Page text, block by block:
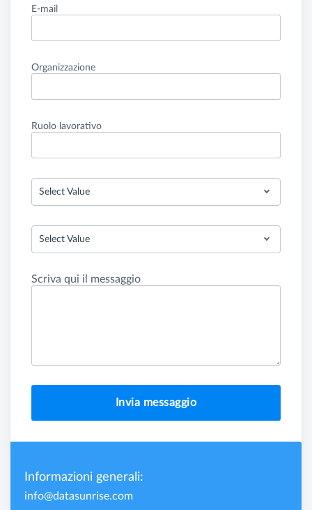
E-mail
Organizzazione
Ruolo lavorativo
Select Value
Select Value
Scriva qui il messaggio
Invia messaggio
Informazioni generali:
info@datasunrise.com